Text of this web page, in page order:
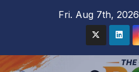
Fri. Aug 7th, 2026